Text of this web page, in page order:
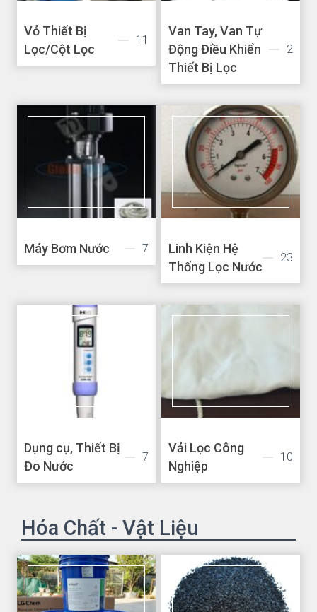
Vỏ Thiết Bị
Lọc/Cột Lọc
11
Van Tay, Van Tự
Động Điều Khiển
Thiết Bị Lọc
2
Máy Bơm Nước 7
Linh Kiện Hệ
Thống Lọc Nước
23
Dụng cụ, Thiết Bị
Đo Nước
7
Vải Lọc Công
Nghiệp
10
Hóa Chất - Vật Liệu